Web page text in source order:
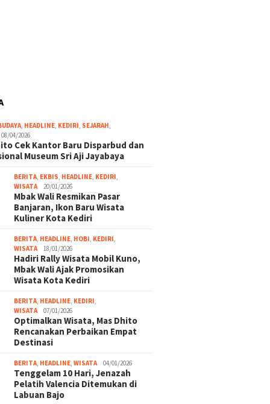
, HEADLINE, KEDIRI, SEJARAH,
08/04/2026
Cek Kantor Baru Disparbud dan
Museum Sri Aji Jayabaya
BERITA, EKBIS, HEADLINE, KEDIRI,
WISATA
20/01/2026
Mbak Wali Resmikan Pasar
Banjaran, Ikon Baru Wisata
Kuliner Kota Kediri
BERITA, HEADLINE, HOBI, KEDIRI,
WISATA
18/01/2026
Hadiri Rally Wisata Mobil Kuno,
Mbak Wali Ajak Promosikan
Wisata Kota Kediri
BERITA, HEADLINE, KEDIRI,
WISATA
07/01/2026
Optimalkan Wisata, Mas Dhito
Rencanakan Perbaikan Empat
Destinasi
BERITA, HEADLINE,WISATA 04/01/2026
Tenggelam 10 Hari, Jenazah
Pelatih Valencia Ditemukan di
Labuan Bajo